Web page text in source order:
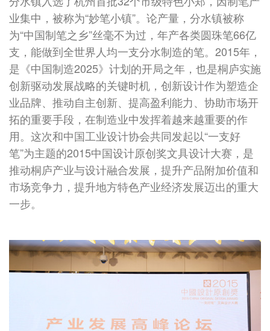
业集中，被称为“妙笔小镇”。论产量，分水镇被称
为“中国制笔之乡”丝毫不为过，年产各类圆珠笔66亿
支，能做到全世界人均一支分水制造的笔。2015年，
是《中国制造2025》计划的开局之年，也是桐庐实施
创新驱动发展战略的关键时机，创新设计作为塑造企
业品牌、推动自主创新、提高盈利能力、协助市场开
拓的重要手段，在制造业中发挥着越来越重要的作
用。这次和中国工业设计协会共同发起以“一支好
笔”为主题的2015中国设计原创奖文具设计大赛，是
推动桐庐产业与设计融合发展，提升产品附加价值和
市场竞争力，提升地方特色产业经济发展迈出的重大
一步。